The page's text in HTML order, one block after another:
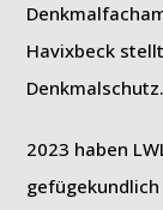
Havixbeck
Denkmalschutz.
2023 haben